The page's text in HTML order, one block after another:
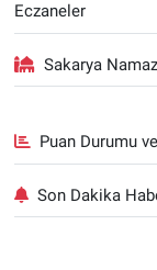
Eczaneler
Sakarya
Puan Durumu
Son Dakika